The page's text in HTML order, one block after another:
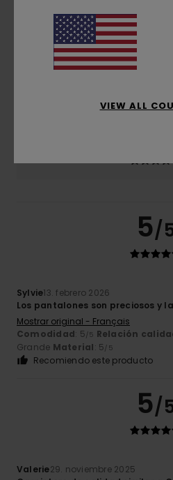
Relación
5/
Sylvie13. febrero 2026
Los pantalones son preciosos y
Mostrar original - Français
Comodidad: 5/5 Relación
Grande Material: 5/5
Recomiendo este producto
5/
Valerie29. noviembre 2025
VIEW ALL